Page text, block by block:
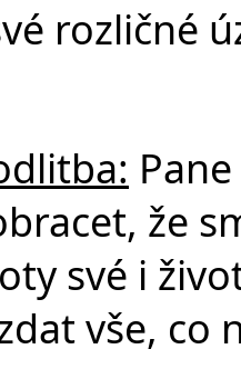
rozličné
že
své i
vše, co